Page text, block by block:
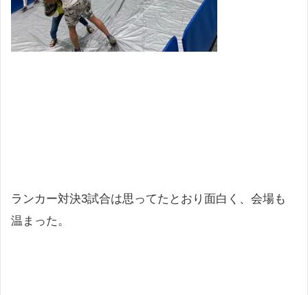
ランカー対決3試合は思ってたとおり面白く、会場も
温まった。